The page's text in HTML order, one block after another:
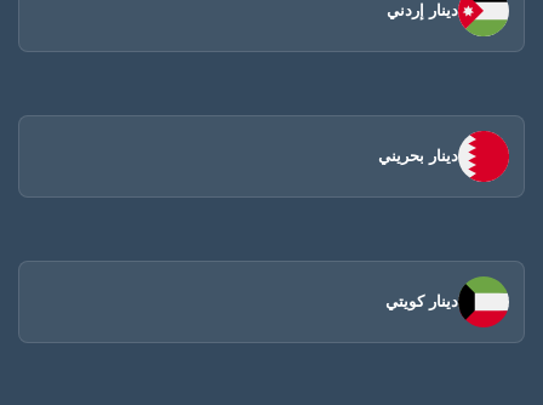
دينار إردني
دينار بحريني
دينار كويتي